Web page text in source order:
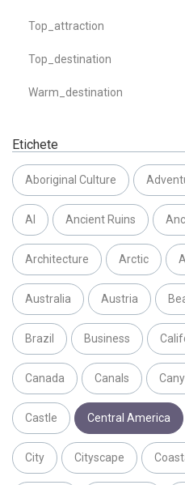
Top_attraction
Top_destination
Warm_destination
Etichete
Aboriginal Culture
AI Ancient Ruins
Architecture Arctic
Australia Austria
Brazil Business
Canada Canals
Castle Central America
City Cityscape